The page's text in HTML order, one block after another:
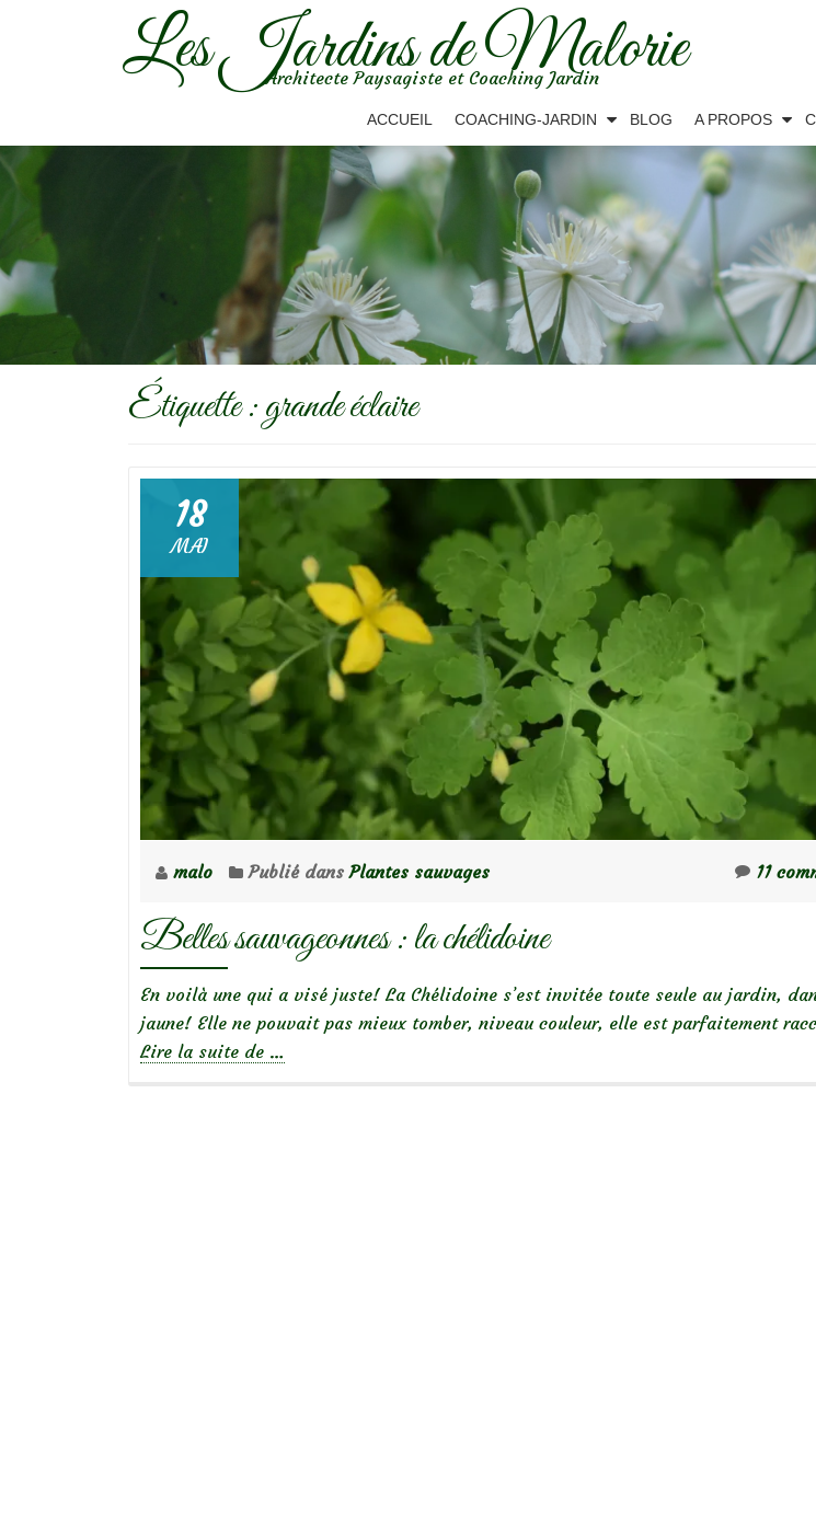
Les Jardins de Malorie
Architecte Paysagiste et Coaching Jardin
ACCUEIL COACHING-JARDIN BLOG A PROPOS
Étiquette :grande éclaire
18
MAI
malo Publié dansPlantes sauvages 11
Belles sauvageonnes : la chélidoine
En voilà une qui a visé juste! La Chélidoine s’est invitée toute seule au jardin,
jaune! Elle ne pouvait pas mieux tomber, niveau couleur, elle est parfaitement
Lire la suite de …